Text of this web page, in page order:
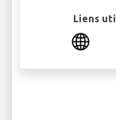
Liens